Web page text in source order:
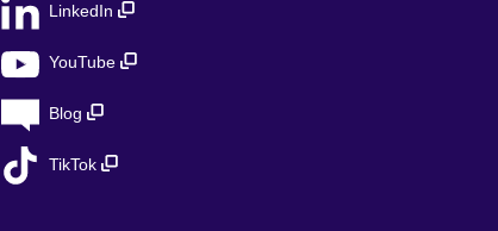
LinkedIn
YouTube
Blog
TikTok